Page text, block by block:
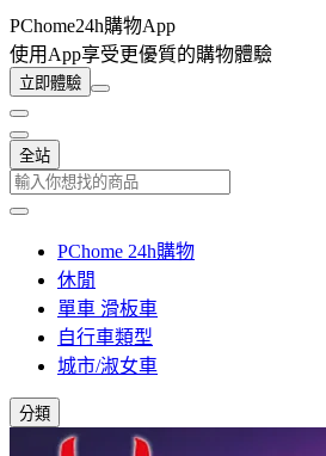
PChome24h購物App
使用App享受更優質的購物體驗
立即體驗
全站
PChome 24h購物
休閒
單車 滑板車
自行車類型
城市/淑女車
分類